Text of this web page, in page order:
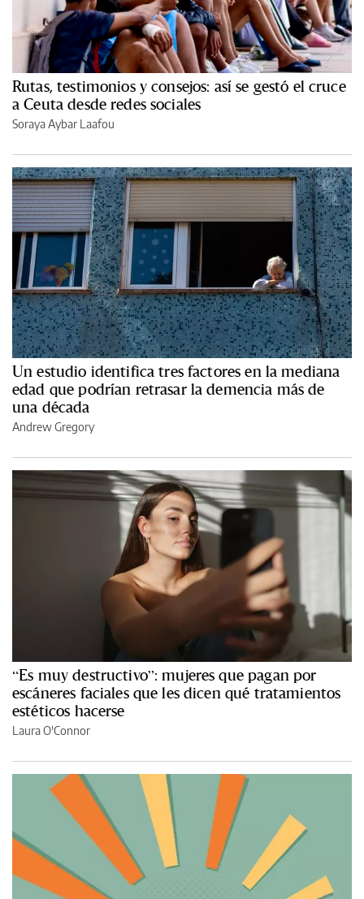
Rutas, testimonios y consejos: así se gestó el cruce
a Ceuta desde redes sociales
Soraya Aybar Laafou
Un estudio identifica tres factores en la mediana
edad que podrían retrasar la demencia más de
una década
Andrew Gregory
“Es muy destructivo”: mujeres que pagan por
escáneres faciales que les dicen qué tratamientos
estéticos hacerse
Laura O'Connor